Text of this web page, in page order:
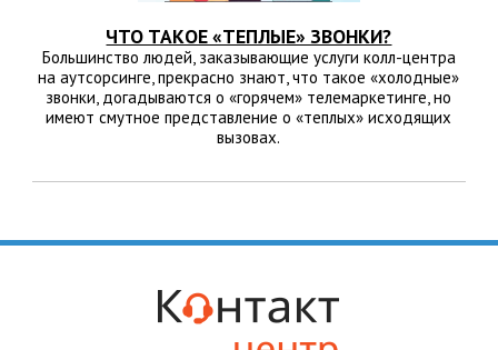
ЧТО ТАКОЕ «ТЕПЛЫЕ» ЗВОНКИ?
Большинство людей, заказывающие услуги колл-центра
на аутсорсинге, прекрасно знают, что такое «холодные»
звонки, догадываются о «горячем» телемаркетинге, но
имеют смутное представление о «теплых» исходящих
вызовах.